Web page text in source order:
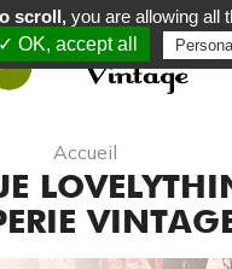
Accueil
scroll,you are allowing all
✓ OK, accept all